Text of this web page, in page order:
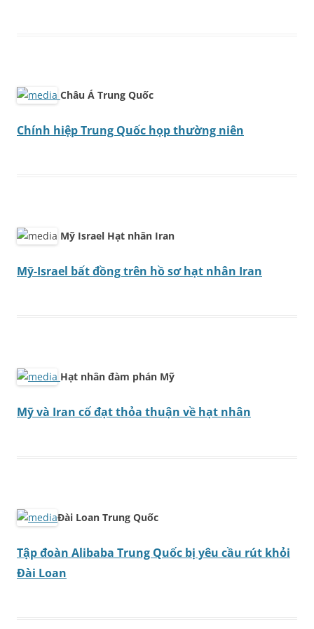
Châu Á Trung Quốc
Chính hiệp Trung Quốc họp thường niên
Mỹ Israel Hạt nhân Iran
Mỹ-Israel bất đồng trên hồ sơ hạt nhân Iran
Hạt nhân đàm phán Mỹ
Mỹ và Iran cố đạt thỏa thuận về hạt nhân
Đài Loan Trung Quốc
Tập đoàn Alibaba Trung Quốc bị yêu cầu rút khỏi
Đài Loan